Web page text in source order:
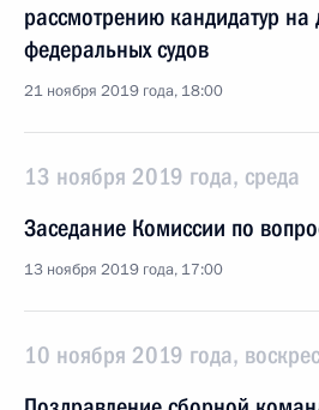
рассмотрению кандидатур на
федеральных судов
21 ноября 2019 года, 18:00
13 ноября 2019 года, среда
Заседание Комиссии по
13 ноября 2019 года, 17:00
10 ноября 2019 года,